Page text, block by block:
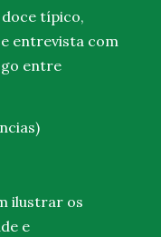
doce típico,
entrevista com
entre
ilustrar os
e